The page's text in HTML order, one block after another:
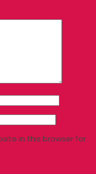
in this browser for